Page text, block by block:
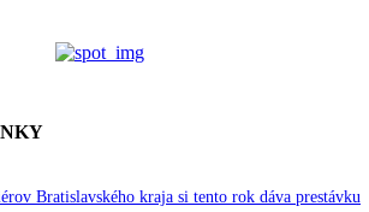
Bratislavského kraja si tento rok dáva prestávku